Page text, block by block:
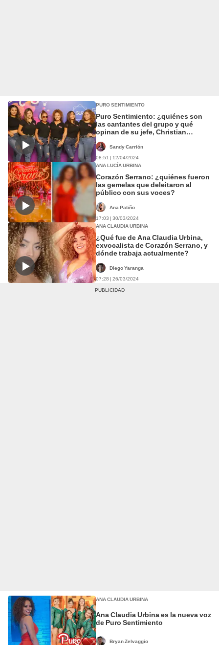
PURO SENTIMIENTO
Puro Sentimiento: ¿quiénes son
las cantantes del grupo y qué
opinan de su jefe, Christian
Sandy Carrión
08:51 | 12/04/2024
ANA LUCÍA URBINA
Corazón Serrano: ¿quiénes fueron
las gemelas que deleitaron al
público con sus voces?
Ana Patiño
17:03 | 30/03/2024
ANA CLAUDIA URBINA
¿Qué fue de Ana Claudia Urbina,
exvocalista de Corazón Serrano, y
dónde trabaja actualmente?
Diego Yaranga
07:28 | 26/03/2024
ANA CLAUDIA URBINA
Ana Claudia Urbina es la nueva voz
de Puro Sentimiento
Bryan Zelvaggio